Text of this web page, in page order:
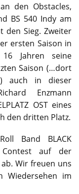
den Obstacles,
BS 540 Indy am
den Sieg. Zweiter
ersten Saison in
Jahren seine
Saison (…dort
auch in dieser
Enzmann
OST eines
den dritten Platz.
Band BLACK
Contest auf der
Wir freuen uns
Wiedersehen im